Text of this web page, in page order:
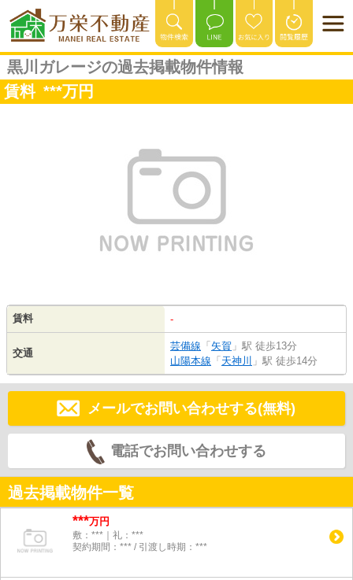
黒川ガレージの過去掲載物件情報
賃料 ***万円
賃料 -
交通
芸備線 「矢賀 」駅 徒歩13分
山陽本線 「天神川 」駅 徒歩14分
メールでお問い合わせする(無料)
電話でお問い合わせする
過去掲載物件一覧
***万円
敷：***｜礼：***
契約期間：*** / 引渡し時期：***